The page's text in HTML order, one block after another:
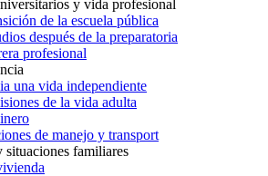
y vida profesional
de la escuela pública
después de la preparatoria
profesional
una vida independiente
de la vida adulta
de manejo y transport
familiares